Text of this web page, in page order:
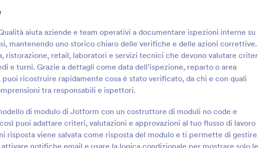
aiuta aziende e team operativi a documentare ispezioni interne su
mantenendo uno storico chiaro delle verifiche e delle azioni correttive.
ristorazione, retail, laboratori e servizi tecnici che devono valutare
e turni. Grazie a dettagli come data dell’ispezione, reparto o area
ricostruire rapidamente cosa è stato verificato, da chi e con quali
tra responsabili e ispettori.
di modulo di Jotform con un costruttore di moduli no code e
puoi adattare criteri, valutazioni e approvazioni al tuo flusso di lavoro
risposta viene salvata come risposta del modulo e ti permette di gestire
notifiche email e usare la logica condizionale per mostrare solo le
Lista Di Controllo Qualità Form
correttive con il Modulo Checklist di
Controllo Qualità, ideale per reparti
produttivi e servizi che vogliono
standardizzare la raccolta dati e tracciare le
Go to Category:
Moduli Liste di Controllo
:
manutenzione preventiva dei
con la Lista di controllo per la
manutenzione preventiva degli
climatizzazione, utile per tecnici
Go to Category:
Moduli Liste di Controllo